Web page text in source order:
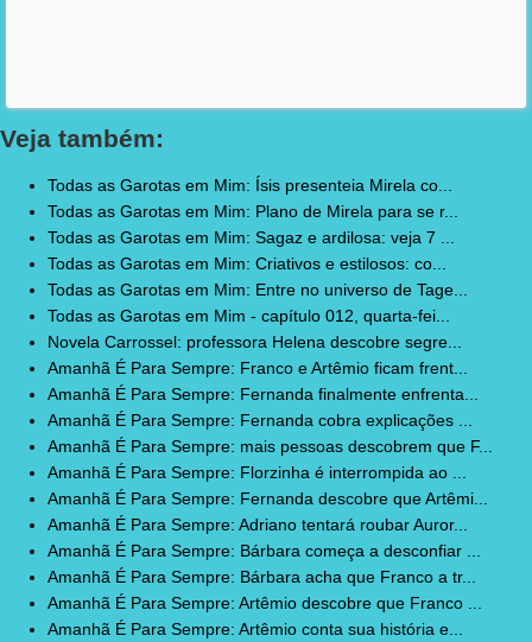
Veja também:
Todas as Garotas em Mim: Ísis presenteia Mirela co...
Todas as Garotas em Mim: Plano de Mirela para se r...
Todas as Garotas em Mim: Sagaz e ardilosa: veja 7 ...
Todas as Garotas em Mim: Criativos e estilosos: co...
Todas as Garotas em Mim: Entre no universo de Tage...
Todas as Garotas em Mim - capítulo 012, quarta-fei...
Novela Carrossel: professora Helena descobre segre...
Amanhã É Para Sempre: Franco e Artêmio ficam frent...
Amanhã É Para Sempre: Fernanda finalmente enfrenta...
Amanhã É Para Sempre: Fernanda cobra explicações ...
Amanhã É Para Sempre: mais pessoas descobrem que F...
Amanhã É Para Sempre: Florzinha é interrompida ao ...
Amanhã É Para Sempre: Fernanda descobre que Artêmi...
Amanhã É Para Sempre: Adriano tentará roubar Auror...
Amanhã É Para Sempre: Bárbara começa a desconfiar ...
Amanhã É Para Sempre: Bárbara acha que Franco a tr...
Amanhã É Para Sempre: Artêmio descobre que Franco ...
Amanhã É Para Sempre: Artêmio conta sua história e...